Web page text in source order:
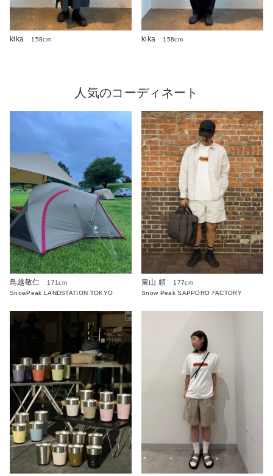
kika 158cm kika 158cm
人気のコーディネート
鳥越敬仁
171cm
SnowPeak LANDSTATION TOKYO
畠山 頼
177cm
Snow Peak SAPPORO FACTORY